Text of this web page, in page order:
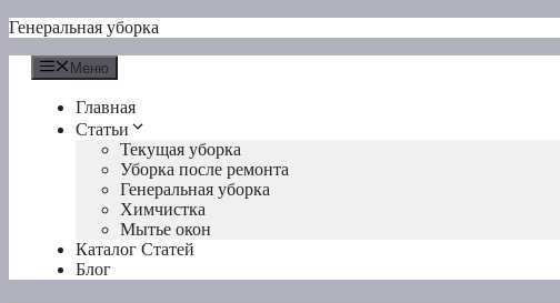
Перейти
содержимому
Генеральная уборка
Меню
Главная
Статьи
Текущая уборка
Уборка после ремонта
Генеральная уборка
Химчистка
Мытье окон
Каталог Статей
Блог